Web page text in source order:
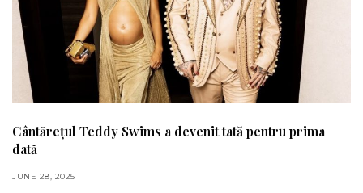
Cântărețul Teddy Swims a devenit tată pentru prima
dată
JUNE 28, 2025